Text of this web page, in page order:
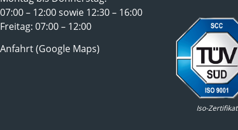
07:00 – 12:00 sowie 12:30 – 16:00
Freitag: 07:00 – 12:00
Anfahrt (Google Maps)
Iso-Zertifikat